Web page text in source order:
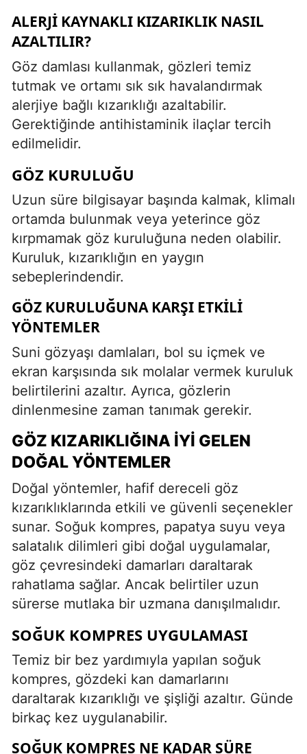
ALERJI KAYNAKLI KIZARIKLIK NASIL
AZALTILIR?
Göz damlası kullanmak, gözleri temiz
tutmak ve ortamı sık sık havalandırmak
alerjiye bağlı kızarıklığı azaltabilir.
Gerektiğinde antihistaminik ilaçlar tercih
edilmelidir.
GÖZ KURULUĞU
Uzun süre bilgisayar başında kalmak, klimalı
ortamda bulunmak veya yeterince göz
kırpmamak göz kuruluğuna neden olabilir.
Kuruluk, kızarıklığın en yaygın
sebeplerindendir.
GÖZ KURULUĞUNA KARŞI ETKILI
YÖNTEMLER
Suni gözyaşı damlaları, bol su içmek ve
ekran karşısında sık molalar vermek kuruluk
belirtilerini azaltır. Ayrıca, gözlerin
dinlenmesine zaman tanımak gerekir.
GÖZ KIZARIKLIĞINA İYI GELEN
DOĞAL YÖNTEMLER
Doğal yöntemler, hafif dereceli göz
kızarıklıklarında etkili ve güvenli seçenekler
sunar. Soğuk kompres, papatya suyu veya
salatalık dilimleri gibi doğal uygulamalar,
göz çevresindeki damarları daraltarak
rahatlama sağlar. Ancak belirtiler uzun
sürerse mutlaka bir uzmana danışılmalıdır.
SOĞUK KOMPRES UYGULAMASI
Temiz bir bez yardımıyla yapılan soğuk
kompres, gözdeki kan damarlarını
daraltarak kızarıklığı ve şişliği azaltır. Günde
birkaç kez uygulanabilir.
SOĞUK KOMPRES NE KADAR SÜRE